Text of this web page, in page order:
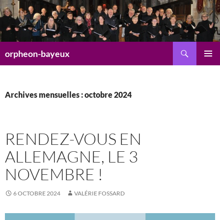
Aller
au
contenu
orpheon-bayeux
Archives mensuelles : octobre 2024
RENDEZ-VOUS EN
ALLEMAGNE, LE 3
NOVEMBRE !
6 OCTOBRE 2024 VALÉRIE FOSSARD